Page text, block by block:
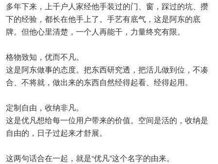
多年下来，上千户人家经他手装过的门、窗，踩过的坑、攒
下的经验，都长在他手上了。手艺有底气，这是阿东的底
牌。但他心里清楚，一个人再能干，力量终究有限。
格物致知，优而不凡。
这是阿东做事的态度。把东西研究透，把活儿做到位，不凑
合、不将就，做出来的东西自然经得起看、经得起用。
定制自由，收纳非凡。
这是优凡想给每一位用户带来的价值。空间是活的，收纳是
自由的，日子过起来才舒展。
这两句话合在一起，就是“优凡”这个名字的由来。